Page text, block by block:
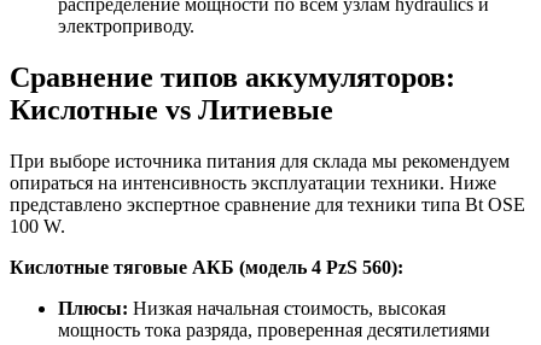
распределение мощности по всем узлам hydraulics и
электроприводу.
Сравнение типов аккумуляторов:
Кислотные vs Литиевые
При выборе источника питания для склада мы рекомендуем
опираться на интенсивность эксплуатации техники. Ниже
представлено экспертное сравнение для техники типа Bt OSE
100 W.
Кислотные тяговые АКБ (модель 4 PzS 560):
Плюсы: Низкая начальная стоимость, высокая
мощность тока разряда, проверенная десятилетиями